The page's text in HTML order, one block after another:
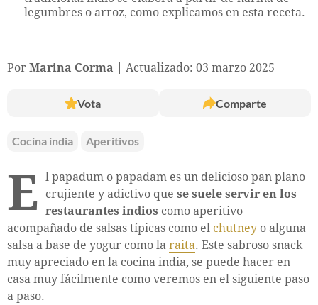
legumbres o arroz, como explicamos en esta receta.
Por Marina Corma Actualizado: 03 marzo 2025
Vota Comparte
Cocina india Aperitivos
E l papadum o papadam es un delicioso pan plano
crujiente y adictivo que se suele servir en los
restaurantes indios como aperitivo
acompañado de salsas típicas como el chutney o alguna
salsa a base de yogur como la raita. Este sabroso snack
muy apreciado en la cocina india, se puede hacer en
casa muy fácilmente como veremos en el siguiente paso
a paso.